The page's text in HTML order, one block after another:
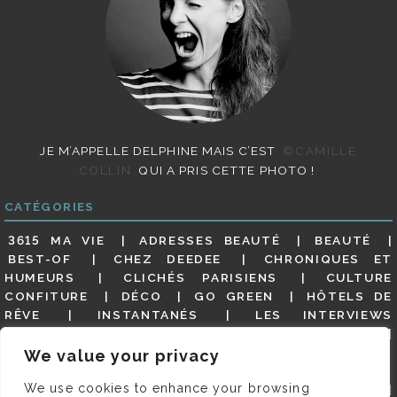
We value your privacy
We use cookies to enhance your browsing
JE M’APPELLE DELPHINE MAIS C’EST
©CAMILLE
COLLIN
QUI A PRIS CETTE PHOTO !
CATÉGORIES
3615 MA VIE ADRESSES BEAUTÉ
BEAUTÉ
BEST-OF
CHEZ DEEDEE
CHRONIQUES ET
HUMEURS
CLICHÉS PARISIENS
CULTURE
CONFITURE
DÉCO GO GREEN
HÔTELS DE
RÊVE
INSTANTANÉS
LES INTERVIEWS
MES ADRESSES
MODE NON CLASSÉ
GUIDE
PARIS EN PHOTOS RESTAURANTS